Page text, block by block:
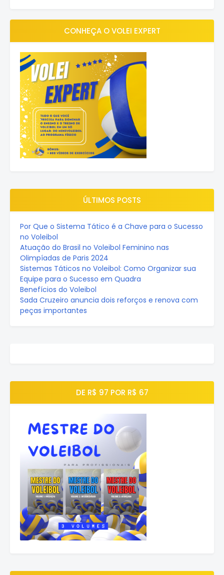
CONHEÇA O VOLEI EXPERT
ÚLTIMOS POSTS
Por Que o Sistema Tático é a Chave para o Sucesso
no Voleibol
Atuação do Brasil no Voleibol Feminino nas
Olimpíadas de Paris 2024
Sistemas Táticos no Voleibol: Como Organizar sua
Equipe para o Sucesso em Quadra
Benefícios do Voleibol
Sada Cruzeiro anuncia dois reforços e renova com
peças importantes
DE R$ 97 POR R$ 67